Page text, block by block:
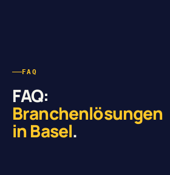
FAQ
FAQ:
Branchenlösungen
in Basel.